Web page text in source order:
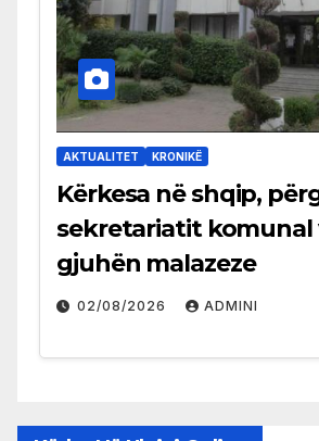
AKTUALITET KRONIKË
Kërkesa në shqip,
sekretariatit komunal
gjuhën malazeze
02/08/2026 ADMINI